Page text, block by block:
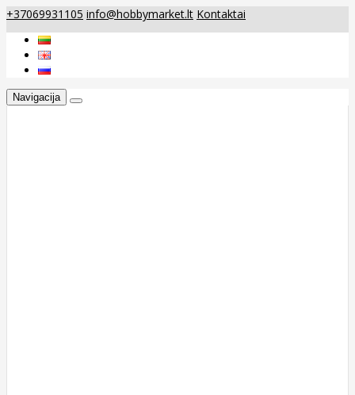
+37069931105 info@hobbymarket.lt Kontaktai
Navigacija